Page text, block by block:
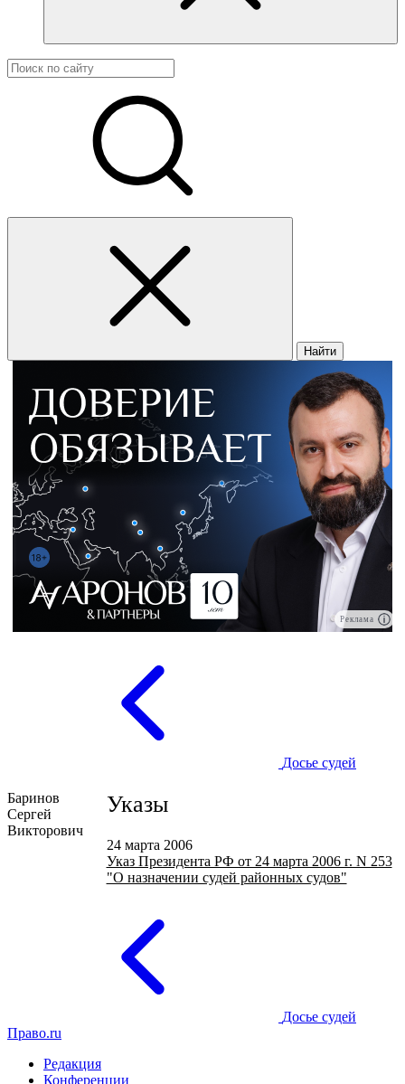
Найти
Реклама
Досье судей
Баринов
Сергей
Викторович
Указы
24 марта 2006
Указ Президента РФ от 24 марта 2006 г. N 253
"О назначении судей районных судов"
Досье судей
Право.ru
Редакция
Конференции